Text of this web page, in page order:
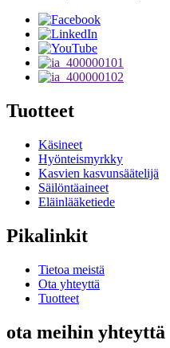
Tuotteet
Käsineet
Hyönteismyrkky
Kasvien kasvunsäätelijä
Säilöntäaineet
Eläinlääketiede
Pikalinkit
Tietoa meistä
Ota yhteyttä
Tuotteet
ota meihin yhteyttä